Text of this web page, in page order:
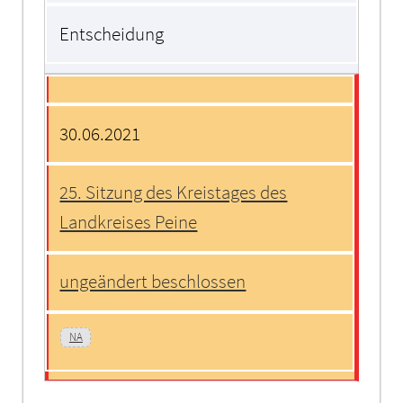
Entscheidung
30.06.2021
25. Sitzung des Kreistages des
Landkreises Peine
ungeändert beschlossen
NA